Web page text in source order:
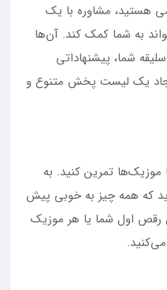
هستید، مشاوره با یک
به شما کمک کند. آن‌ها
شما، پیشنهاداتی
یک لیست پخش متنوع و
موزیک‌ها تمرین کنید. به
که همه چیز به خوبی پیش
رقص اول شما یا هر موزیک